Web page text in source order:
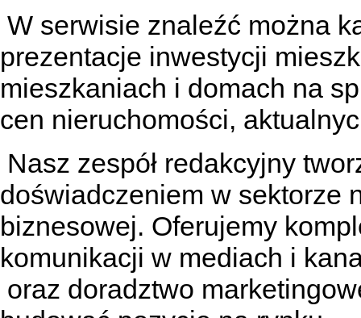
W serwisie znaleźć można
prezentacje inwestycji
mieszkaniach i domach na
cen nieruchomości,
Nasz zespół redakcyjny
doświadczeniem w sektorze
biznesowej. Oferujemy
komunikacji w mediach i
oraz doradztwo